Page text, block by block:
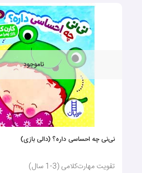
ناموجود
نی‌نی چه احساسی داره؟ (دالی بازی)
تقویت مهارت‌کلامی (3-1 سال)